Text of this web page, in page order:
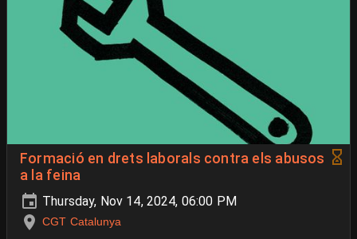
Formació en drets laborals contra els abusos
a la feina
Thursday, Nov 14, 2024, 06:00 PM
CGT Catalunya